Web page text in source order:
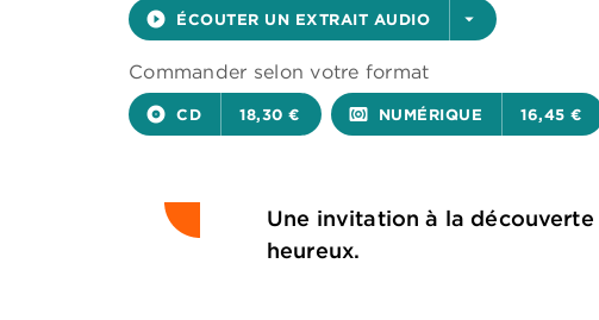
play_circle_filled ÉCOUTER UN EXTRAIT AUDIO arrow_drop_down
Commander selon votre format
album CD 18,30 € surround_sound NUMÉRIQUE 16,45 €
Une invitation à la
heureux.